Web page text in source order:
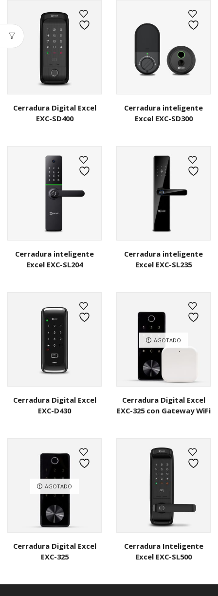
Cerradura Digital Excel
EXC-SD400
Cerradura inteligente
Excel EXC-SD300
Cerradura inteligente
Excel EXC-SL204
Cerradura inteligente
Excel EXC-SL235
Cerradura Digital Excel
EXC-D430
AGOTADO
Cerradura Digital Excel
EXC-325 con Gateway WiFi
AGOTADO
Cerradura Digital Excel
EXC-325
Cerradura Inteligente
Excel EXC-SL500